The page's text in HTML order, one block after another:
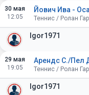
30 мая
12:05
Igor1971
Йович Ива -
Теннис / Ролан
29 мая
19:05
Igor1971
Арендс С./Пел
Теннис / Ролан